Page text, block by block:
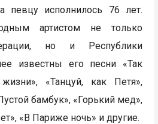
певцу исполнилось 76 лет.
артистом не только
но и Республики
известны его песни «Так
«Танцуй, как Петя»,
бамбук», «Горький мед»,
«В Париже ночь» и другие.